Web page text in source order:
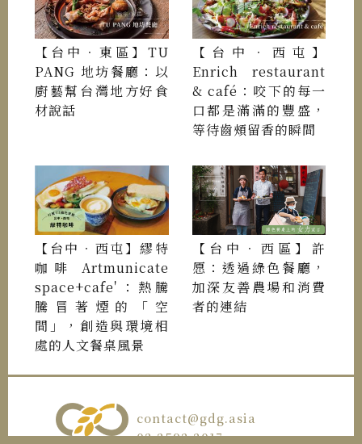
【台中．東區】TU
PANG 地坊餐廳：以
廚藝幫台灣地方好食
材說話
【台中．西屯】
Enrich restaurant
& café：咬下的每一
口都是滿滿的豐盛，
等待齒頰留香的瞬間
【台中．西屯】繆特
咖啡 Artmunicate
space+cafe'：熱騰
騰冒著煙的「空
間」，創造與環境相
處的人文餐桌風景
【台中．西區】許
愿：透過綠色餐廳，
加深友善農場和消費
者的連結
contact@gdg.asia
02 2592 2017